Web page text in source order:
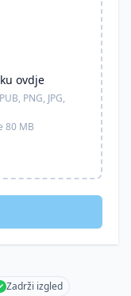
ovdje
PNG, JPG,
80 MB
Zadrži izgled